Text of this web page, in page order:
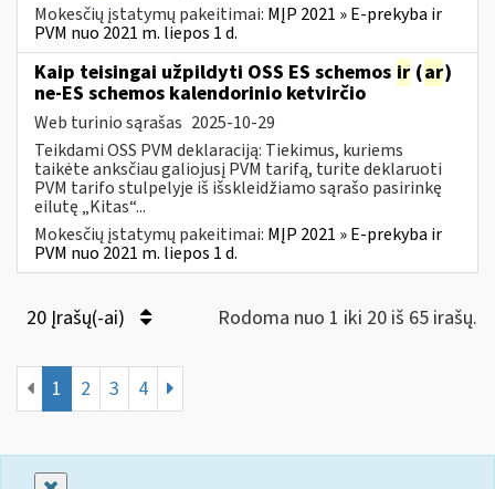
Mokesčių įstatymų pakeitimai: MĮP 2021 » E-prekyba ir
PVM nuo 2021 m. liepos 1 d.
Kaip teisingai užpildyti OSS ES schemos ir (ar)
ne-ES schemos kalendorinio ketvirčio
Web turinio sąrašas 2025-10-29
Teikdami OSS PVM deklaraciją: Tiekimus, kuriems
taikėte anksčiau galiojusį PVM tarifą, turite deklaruoti
PVM tarifo stulpelyje iš išskleidžiamo sąrašo pasirinkę
eilutę „Kitas“...
Mokesčių įstatymų pakeitimai: MĮP 2021 » E-prekyba ir
PVM nuo 2021 m. liepos 1 d.
20 Įrašų(-ai) Rodoma nuo 1 iki 20 iš 65 irašų.
1 2 3 4